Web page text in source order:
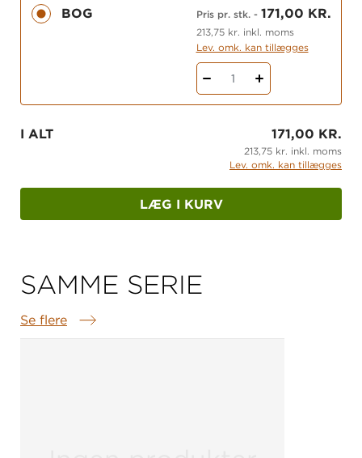
BOG Pris pr. stk.- 171,00 KR.
213,75 kr. inkl. moms
Lev. omk. kan tillægges
1
I ALT 171,00 KR.
213,75 kr. inkl. moms
Lev. omk. kan tillægges
LÆG I KURV
SAMME SERIE
Se flere
Samme serie